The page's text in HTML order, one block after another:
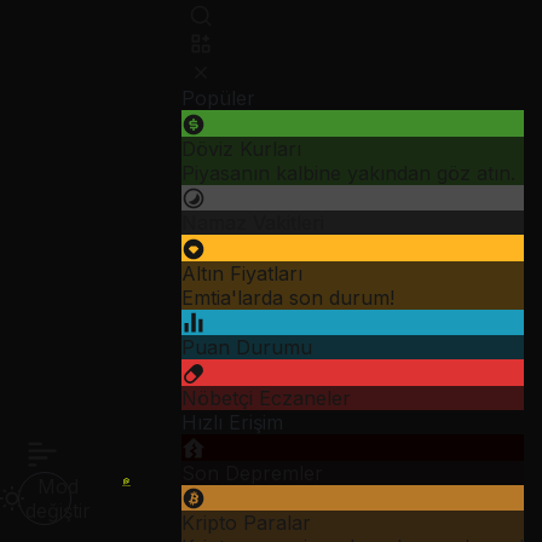
Altın Fiyatları
Emtia'larda son durum!
Puan Durumu
Nöbetçi Eczaneler
Kripto Paralar